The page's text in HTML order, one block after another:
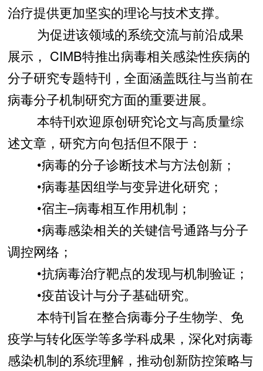
治疗提供更加坚实的理论与技术支撑。
为促进该领域的系统交流与前沿成果
展示， CIMB特推出病毒相关感染性疾病的
分子研究专题特刊，全面涵盖既往与当前在
病毒分子机制研究方面的重要进展。
本特刊欢迎原创研究论文与高质量综
述文章，研究方向包括但不限于：
•病毒的分子诊断技术与方法创新；
•病毒基因组学与变异进化研究；
•宿主–病毒相互作用机制；
•病毒感染相关的关键信号通路与分子
调控网络；
•抗病毒治疗靶点的发现与机制验证；
•疫苗设计与分子基础研究。
本特刊旨在整合病毒分子生物学、免
疫学与转化医学等多学科成果，深化对病毒
感染机制的系统理解，推动创新防控策略与